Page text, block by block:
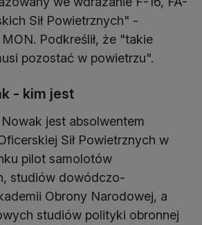
Sił Powietrznych" -
MON. Podkreślił, że "takie
pozostać w powietrzu".
- kim jest
Nowak jest absolwentem
Sił Powietrznych w
pilot samolotów
studiów dowódczo-
Obrony Narodowej, a
studiów polityki obronnej